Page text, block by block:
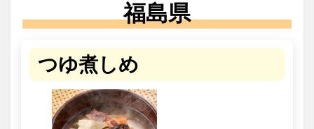
福島県
つゆ煮しめ